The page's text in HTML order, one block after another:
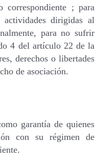
correspondiente ; para
dirigidas al
para no sufrir
4 del artículo 22 de la
derechos o libertades
de asociación.
garantía de quienes
con su régimen de